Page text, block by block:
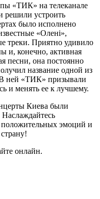
«ТИК» на телеканале
решили устроить
было исполнено
«Олені»,
треки. Приятно удивило
и, конечно, активная
песни, она постоянно
название одной из
ней «ТИК» призывали
и менять ее к лучшему.
Киева были
положительных эмоций и
онлайн.